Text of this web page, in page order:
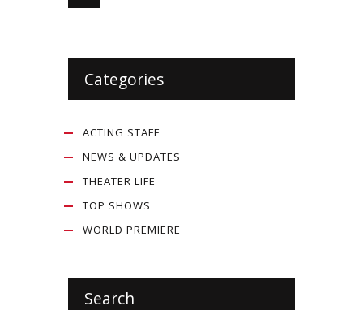
Categories
ACTING STAFF
NEWS & UPDATES
THEATER LIFE
TOP SHOWS
WORLD PREMIERE
Search